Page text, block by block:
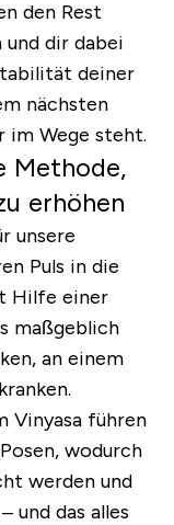
den Rest
und dir dabei
deiner
nächsten
im Wege steht.
Methode,
erhöhen
unsere
Puls in die
Hilfe einer
maßgeblich
an einem
Vinyasa führen
wodurch
werden und
und das alles